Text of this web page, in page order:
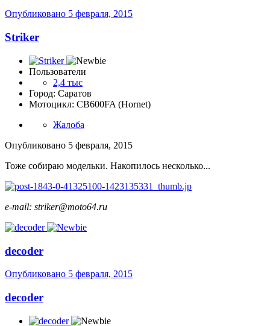
Опубликовано 5 февраля, 2015
Striker
Пользователи
2,4 тыс
Город: Саратов
Мотоцикл: CB600FA (Hornet)
Жалоба
Опубликовано 5 февраля, 2015
Тоже собираю модельки. Накопилось несколько...
e-mail: striker@moto64.ru
decoder
Опубликовано 5 февраля, 2015
decoder